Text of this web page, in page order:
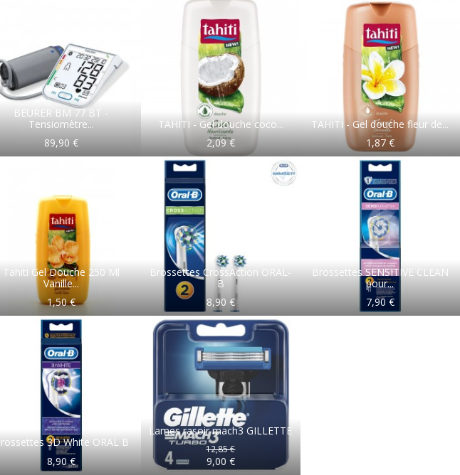
BEURER BM 77 BT -
Tensiomètre...
89,90 €
TAHITI - Gel douche coco...
2,09 €
TAHITI - Gel douche fleur de...
1,87 €
Tahiti Gel Douche 250 Ml
Vanille...
1,50 €
Brossettes CrossAction ORAL-
B
8,90 €
Brossettes SENSITIVE CLEAN
pour...
7,90 €
3D White ORAL B
8,90 €
Lames rasoir mach3 GILLETTE
12,85 €
9,00 €